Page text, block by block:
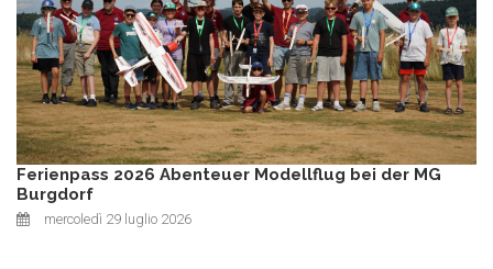
Ferienpass 2026 Abenteuer Modellflug bei der MG
Burgdorf
mercoledì 29 luglio 2026